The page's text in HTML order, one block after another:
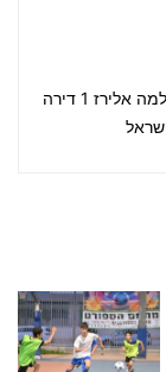
אבי קקון - בעלים ומנהל האתר כתובת: רחוב שלמה אלירז 1 דירה